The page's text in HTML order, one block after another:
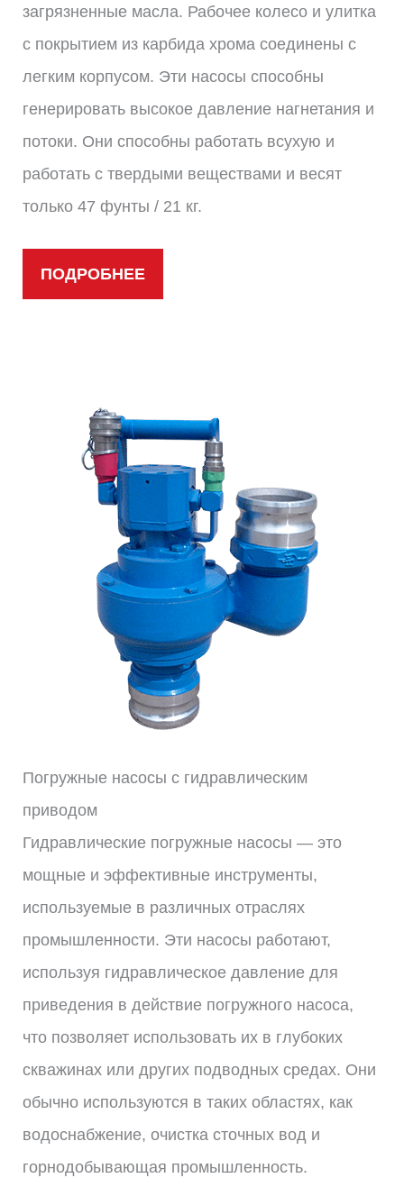
загрязненные масла. Рабочее колесо и улитка
с покрытием из карбида хрома соединены с
легким корпусом. Эти насосы способны
генерировать высокое давление нагнетания и
потоки. Они способны работать всухую и
работать с твердыми веществами и весят
только 47 фунты / 21 кг.
ПОДРОБНЕЕ
Погружные насосы с гидравлическим
приводом
Гидравлические погружные насосы — это
мощные и эффективные инструменты,
используемые в различных отраслях
промышленности. Эти насосы работают,
используя гидравлическое давление для
приведения в действие погружного насоса,
что позволяет использовать их в глубоких
скважинах или других подводных средах. Они
обычно используются в таких областях, как
водоснабжение, очистка сточных вод и
горнодобывающая промышленность.